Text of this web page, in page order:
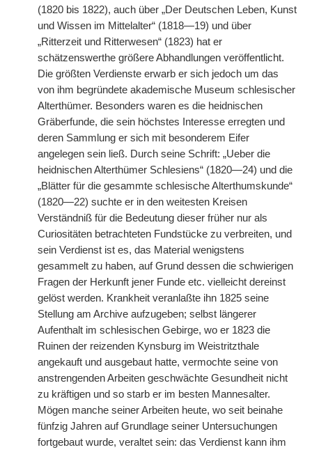
(1820 bis 1822), auch über „Der Deutschen Leben, Kunst
und Wissen im Mittelalter“ (1818—19) und über
„Ritterzeit und Ritterwesen“ (1823) hat er
schätzenswerthe größere Abhandlungen veröffentlicht.
Die größten Verdienste erwarb er sich jedoch um das
von ihm begründete akademische Museum schlesischer
Alterthümer. Besonders waren es die heidnischen
Gräberfunde, die sein höchstes Interesse erregten und
deren Sammlung er sich mit besonderem Eifer
angelegen sein ließ. Durch seine Schrift: „Ueber die
heidnischen Alterthümer Schlesiens“ (1820—24) und die
„Blätter für die gesammte schlesische Alterthumskunde“
(1820—22) suchte er in den weitesten Kreisen
Verständniß für die Bedeutung dieser früher nur als
Curiositäten betrachteten Fundstücke zu verbreiten, und
sein Verdienst ist es, das Material wenigstens
gesammelt zu haben, auf Grund dessen die schwierigen
Fragen der Herkunft jener Funde etc. vielleicht dereinst
gelöst werden. Krankheit veranlaßte ihn 1825 seine
Stellung am Archive aufzugeben; selbst längerer
Aufenthalt im schlesischen Gebirge, wo er 1823 die
Ruinen der reizenden Kynsburg im Weistritzthale
angekauft und ausgebaut hatte, vermochte seine von
anstrengenden Arbeiten geschwächte Gesundheit nicht
zu kräftigen und so starb er im besten Mannesalter.
Mögen manche seiner Arbeiten heute, wo seit beinahe
fünfzig Jahren auf Grundlage seiner Untersuchungen
fortgebaut wurde, veraltet sein: das Verdienst kann ihm